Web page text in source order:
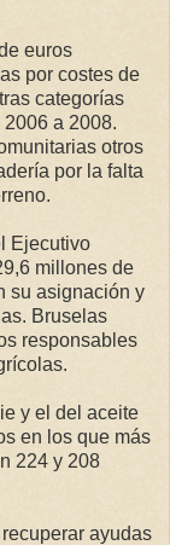
euros
por costes de
categorías
a 2008.
otros
por la falta
Ejecutivo
millones de
su asignación y
Bruselas
responsables
y el del aceite
en los que más
224 y 208
ayudas